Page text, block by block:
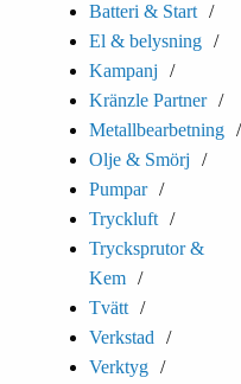
Batteri & Start
El & belysning
Kampanj
Kränzle Partner
Metallbearbetning
Olje & Smörj
Pumpar
Tryckluft
Trycksprutor &
Kem
Tvätt
Verkstad
Verktyg